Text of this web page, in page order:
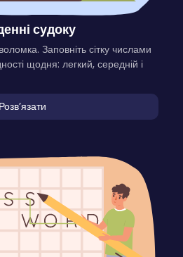
судоку
Заповніть сітку числами
щодня: легкий, середній і
Розвʼязати